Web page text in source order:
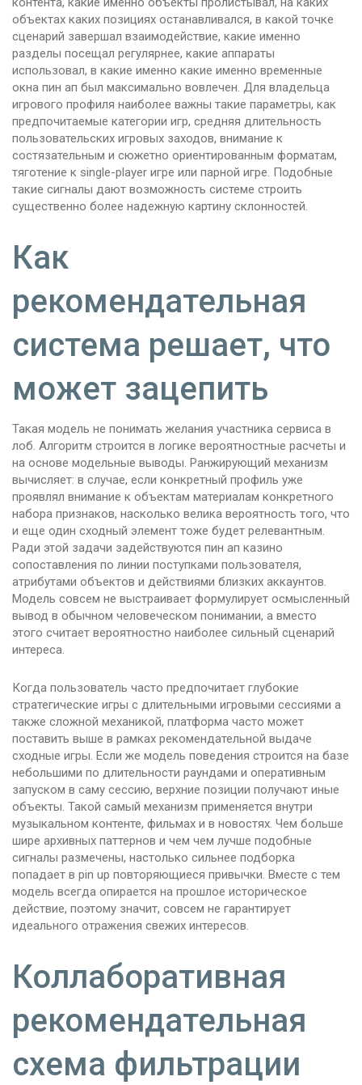
объектах каких позициях останавливался, в какой точке
сценарий завершал взаимодействие, какие именно
разделы посещал регулярнее, какие аппараты
использовал, в какие именно какие именно временные
окна пин ап был максимально вовлечен. Для владельца
игрового профиля наиболее важны такие параметры, как
предпочитаемые категории игр, средняя длительность
пользовательских игровых заходов, внимание к
состязательным и сюжетно ориентированным форматам,
тяготение к single-player игре или парной игре. Подобные
такие сигналы дают возможность системе строить
существенно более надежную картину склонностей.
Как
рекомендательная
система решает, что
может зацепить
Такая модель не понимать желания участника сервиса в
лоб. Алгоритм строится в логике вероятностные расчеты и
на основе модельные выводы. Ранжирующий механизм
вычисляет: в случае, если конкретный профиль уже
проявлял внимание к объектам материалам конкретного
набора признаков, насколько велика вероятность того, что
и еще один сходный элемент тоже будет релевантным.
Ради этой задачи задействуются пин ап казино
сопоставления по линии поступками пользователя,
атрибутами объектов и действиями близких аккаунтов.
Модель совсем не выстраивает формулирует осмысленный
вывод в обычном человеческом понимании, а вместо
этого считает вероятностно наиболее сильный сценарий
интереса.
Когда пользователь часто предпочитает глубокие
стратегические игры с длительными игровыми сессиями а
также сложной механикой, платформа часто может
поставить выше в рамках рекомендательной выдаче
сходные игры. Если же модель поведения строится на базе
небольшими по длительности раундами и оперативным
запуском в саму сессию, верхние позиции получают иные
объекты. Такой самый механизм применяется внутри
музыкальном контенте, фильмах и в новостях. Чем больше
шире архивных паттернов и чем чем лучше подобные
сигналы размечены, настолько сильнее подборка
попадает в pin up повторяющиеся привычки. Вместе с тем
модель всегда опирается на прошлое историческое
действие, поэтому значит, совсем не гарантирует
идеального отражения свежих интересов.
Коллаборативная
рекомендательная
схема фильтрации